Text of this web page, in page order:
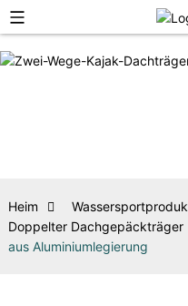
Heim
Doppelter Dachgepäckträger
aus Aluminiumlegierung